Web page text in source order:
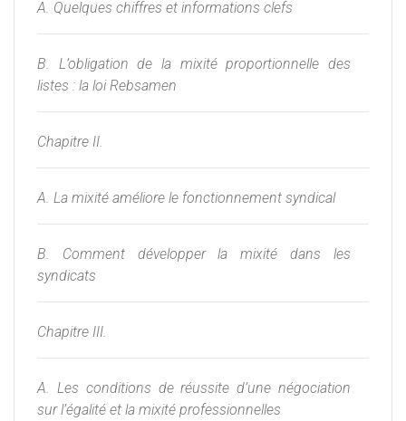
A. Quelques chiffres et informations clefs
B. L’obligation de la mixité proportionnelle des
listes : la loi Rebsamen
Chapitre II.
A. La mixité améliore le fonctionnement syndical
B. Comment développer la mixité dans les
syndicats
Chapitre III.
A. Les conditions de réussite d’une négociation
sur l’égalité et la mixité professionnelles